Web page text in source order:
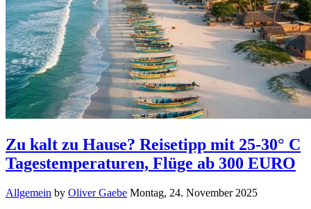
Zu kalt zu Hause? Reisetipp mit 25-30° C
Tagestemperaturen, Flüge ab 300 EURO
Allgemein by Oliver Gaebe Montag, 24. November 2025